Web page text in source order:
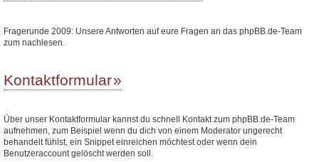
Fragerunde 2009: Unsere Antworten auf eure Fragen an das phpBB.de-Team
zum nachlesen.
Kontaktformular
Über unser Kontaktformular kannst du schnell Kontakt zum phpBB.de-Team
aufnehmen, zum Beispiel wenn du dich von einem Moderator ungerecht
behandelt fühlst, ein Snippet einreichen möchtest oder wenn dein
Benutzeraccount gelöscht werden soll.